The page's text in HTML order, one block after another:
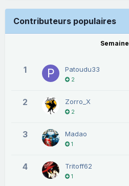
Contributeurs populaires
Semaine
1 Patoudu33
2
2 Zorro_X
2
3 Madao
1
4 Tritoff62
1